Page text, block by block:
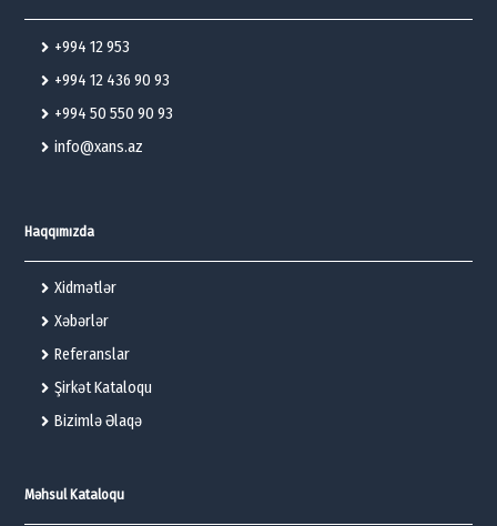
+994 12 953
+994 12 436 90 93
+994 50 550 90 93
info@xans.az
Haqqımızda
Xidmətlər
Xəbərlər
Referanslar
Şirkət Kataloqu
Bizimlə Əlaqə
Məhsul Kataloqu